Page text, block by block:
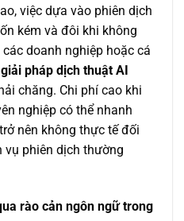
việc dựa vào phiên dịch
kém và đôi khi không
doanh nghiệp hoặc cá
giải pháp dịch thuật AI
chăng. Chi phí cao khi
nghiệp có thể nhanh
nên không thực tế đối
phiên dịch thường
rào cản ngôn ngữ trong